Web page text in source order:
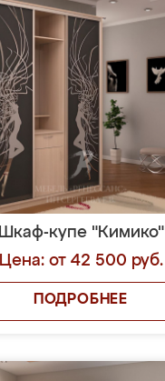
Шкаф-купе "Кимико"
Цена: от 42 500 руб.
ПОДРОБНЕЕ